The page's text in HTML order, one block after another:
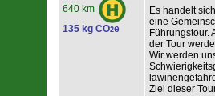
640 km
135 kg CO2e
Es handelt
eine
Führungstour.
der Tour
Wir werden
Ziel dieser